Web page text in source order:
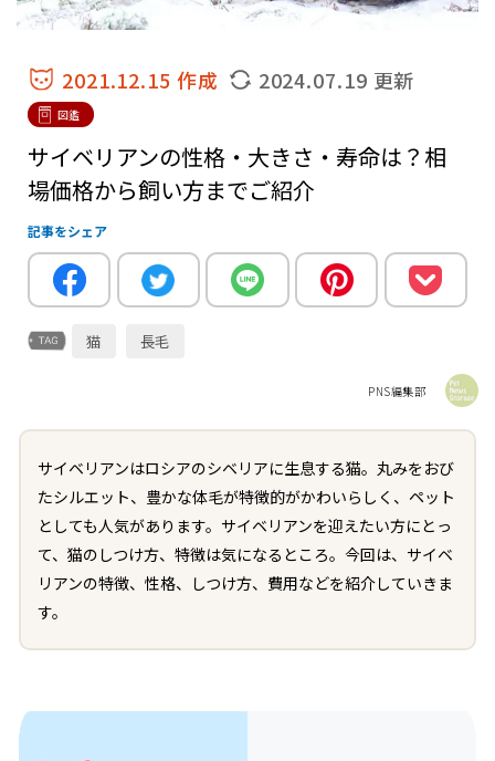
2021.12.15 作成 2024.07.19 更新
図鑑
サイベリアンの性格・大きさ・寿命は？相
場価格から飼い方までご紹介
記事をシェア
猫 長毛
PNS編集部
サイベリアンはロシアのシベリアに生息する猫。丸みをおび
たシルエット、豊かな体毛が特徴的がかわいらしく、ペット
としても人気があります。サイベリアンを迎えたい方にとっ
て、猫のしつけ方、特徴は気になるところ。今回は、サイベ
リアンの特徴、性格、しつけ方、費用などを紹介していきま
す。